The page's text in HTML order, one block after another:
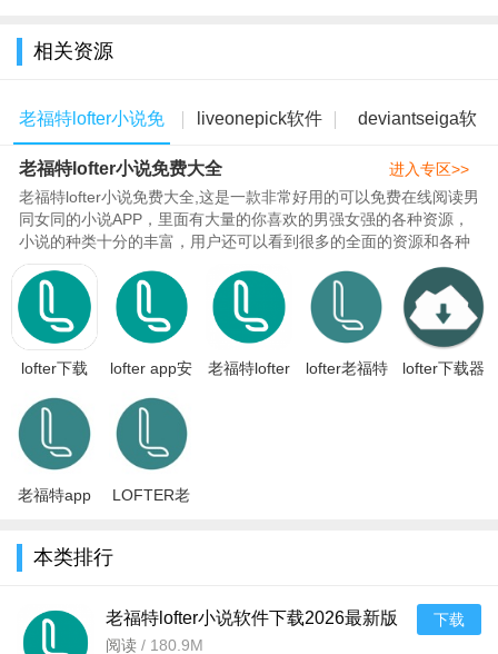
同好，快打开脑洞一起放飞！
左手打开精美饭绘，右手发现"有趣"文章，一起来做做饭圈最快
如果你是游戏爱好者，你可在lofter下载后重构第五人格、阴
阳师、恋与制作人等多款精美游戏的画面和剧情意义。
特点
如果你是电影发烧友、追剧爱好者，在影视之外还想知道更
多关于喜爱cp的糖分、剧情分析和脑洞剪辑，那就来老福特lofter
搜片名吧！
如果你是摄影或旅行爱好者，你都会在老福特app下载后共鸣
到各类人像的精彩、户外风光的酸爽、城市街头的趣味等更多个
性化摄影活动，快乐地进行线上下同好交流！
画、水彩、原画、油画、涂鸦、水墨画以及更多超有趣绘画活
如果你热爱生活喜欢分享，从喵星人的日常到365天早餐不重
相关资源
老福特lofter小说免
费大全
​liveonepick软件 deviantseiga软
件下载
老福特lofter小说免费大全
老福特lofter小说免费大全,这是一款非常好用的可以免费在线阅读男
同女同的小说APP，里面有大量的你喜欢的男强女强的各种资源，
小说的种类十分的丰富，用户还可以看到很多的全面的资源和各种
分类的内容，玩法非常的自..
进入专区>>
lofter下载
v8.3.60
2026手机版
lofter app安
v8.3.48安卓
老福特lofter
lofter老福特
lofter下载器
老福特app
2026手机版
LOFTER老
本类排行
老福特lofter小说软件下载2026最新版
8.3.60 2026小说阅读手机版
阅读 / 180.9M
下载